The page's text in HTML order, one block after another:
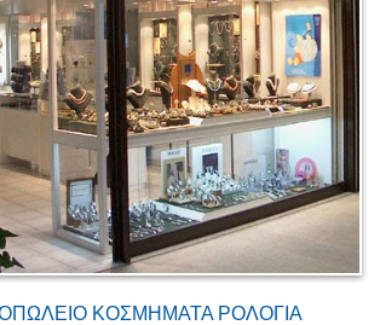
ΚΟΣΜΗΜΑΤΑ ΡΟΛΟΓΙΑ